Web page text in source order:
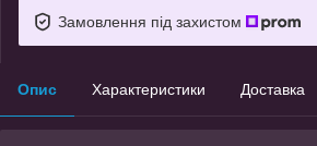
Замовлення під захистом
Опис Характеристики Доставка